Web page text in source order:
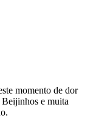
momento de dor
e muita